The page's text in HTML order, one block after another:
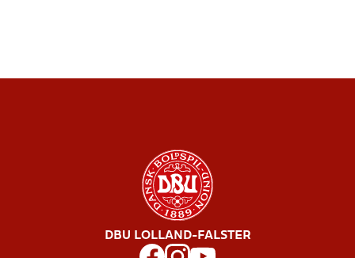
DBU LOLLAND-FALSTER